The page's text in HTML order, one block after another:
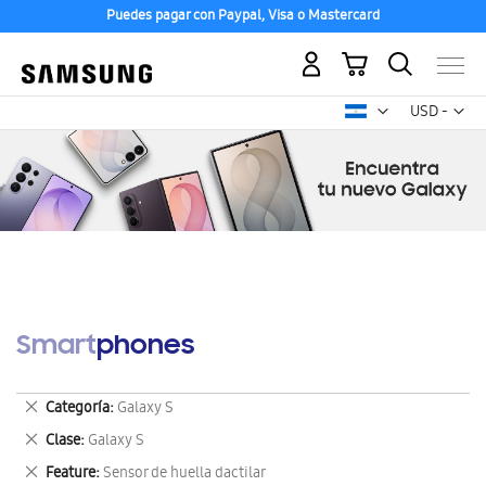
Puedes pagar con Paypal, Visa o Mastercard
USD -
dólar
Mi carrito
Smartphones
Categoría Galaxy S
Eliminar
este
artículo
Clase Galaxy S
Eliminar
este
Feature Sensor de huella dactilar
Eliminar